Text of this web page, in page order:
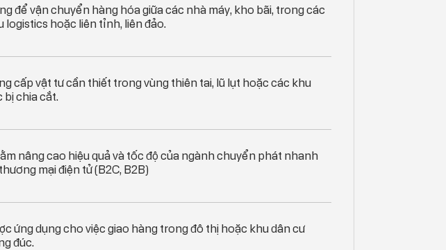
để vận chuyển hàng hóa giữa các nhà máy, kho bãi, trong các
logistics hoặc liên tỉnh, liên đảo.
cấp vật tư cần thiết trong vùng thiên tai, lũ lụt hoặc các khu
bị chia cắt.
nâng cao hiệu quả và tốc độ của ngành chuyển phát nhanh
mại điện tử (B2C, B2B)
ứng dụng cho việc giao hàng trong đô thị hoặc khu dân cư
đúc.